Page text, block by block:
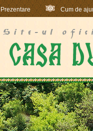
Prezentare Cum de